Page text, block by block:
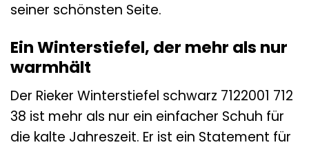
seiner schönsten Seite.
Ein Winterstiefel, der mehr als nur
warmhält
Der Rieker Winterstiefel schwarz 7122001 712
38 ist mehr als nur ein einfacher Schuh für
die kalte Jahreszeit. Er ist ein Statement für